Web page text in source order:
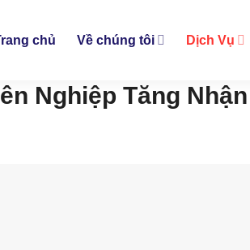
chủ Về chúng tôi Dịch Vụ
Nghiệp Tăng